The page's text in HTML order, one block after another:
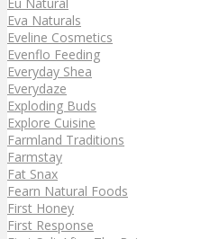
Eva Naturals
Eveline Cosmetics
Evenflo Feeding
Everyday Shea
Everydaze
Exploding Buds
Explore Cuisine
Farmland Traditions
Farmstay
Fat Snax
Fearn Natural Foods
First Honey
First Response